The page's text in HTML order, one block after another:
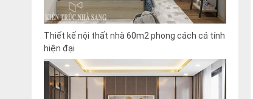
Thiết kế nội thất nhà 60m2 phong cách cá tính
hiện đại